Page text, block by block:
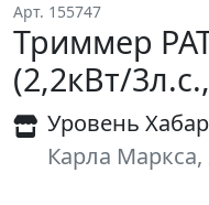
Арт. 155747
Триммер
(2,2кВт/
Уровень
Карла Маркса,